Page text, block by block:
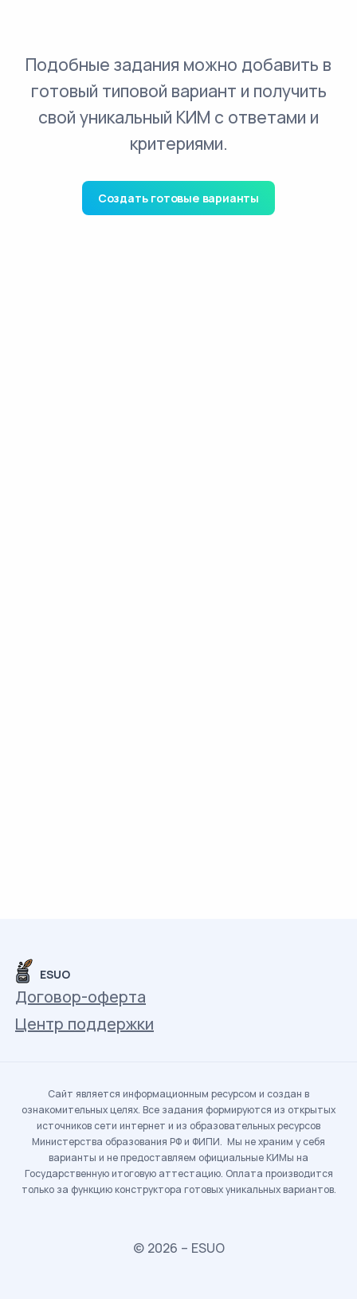
Подобные задания можно добавить в
готовый типовой вариант и получить
свой уникальный КИМ с ответами и
критериями.
Создать готовые варианты
ESUO
Договор-оферта
Центр поддержки
Сайт является информационным ресурсом и создан в
ознакомительных целях. Все задания формируются из открытых
источников сети интернет и из образовательных ресурсов
Министерства образования РФ и ФИПИ. Мы не храним у себя
варианты и не предоставляем официальные КИМы на
Государственную итоговую аттестацию. Оплата производится
только за функцию конструктора готовых уникальных вариантов.
© 2026 – ESUO